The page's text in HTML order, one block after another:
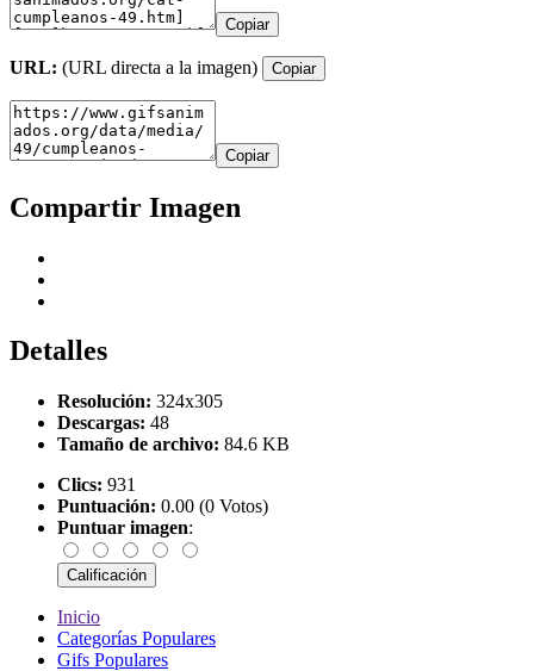
Copiar
URL: (URL directa a la imagen) Copiar
Copiar
Compartir Imagen
Detalles
Resolución: 324x305
Descargas: 48
Tamaño de archivo: 84.6 KB
Clics: 931
Puntuación: 0.00 (0 Votos)
Puntuar imagen:
Inicio
Categorías Populares
Gifs Populares